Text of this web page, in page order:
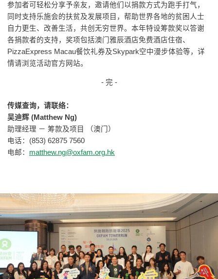
参加者可轻松分享予亲友，邀请他们以捐款方式为跑手打气，
同时支持乐施会的扶贫及发展项目，帮助世界各地的贫困人士
自力更生、改善生活，共创无穷世界。本年特设筹款奖以答谢
各捐款者的支持，奖项包括澳门雅辰酒店免费酒店住宿、
PizzaExpress Macau餐饮礼券及Skypark空中漫步体验等，详
情请浏览活动官方网站。
- 完 -
传媒查询，请联络：
吴迪辉 (Matthew Ng)
助理经理 － 筹款及项目 （澳门）
电话：(853) 62875 7560
电邮： matthew.ng@oxfam.org.hk